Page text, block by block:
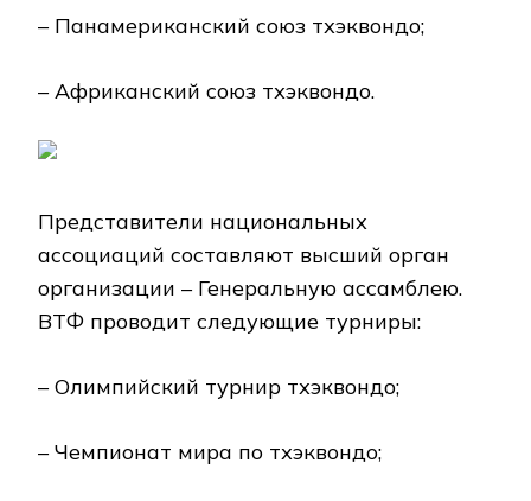
– Панамериканский союз тхэквондо;
– Африканский союз тхэквондо.
Представители национальных
ассоциаций составляют высший орган
организации – Генеральную ассамблею.
ВТФ проводит следующие турниры:
– Олимпийский турнир тхэквондо;
– Чемпионат мира по тхэквондо;